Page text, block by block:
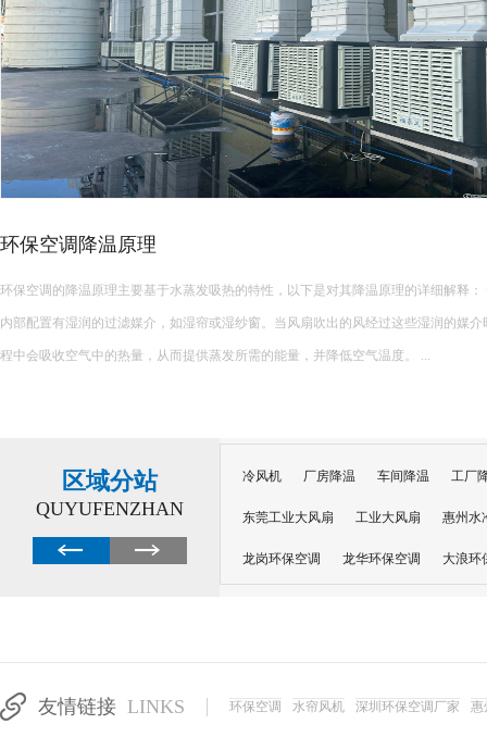
车间高温影响生产？工业节…
在精密制造、电子加工、五金生产等行业，车间温度不仅影响员工作业舒
良品率。夏季车间高温环境下，精密设备易受热变形、参数偏移，导致产
员工注意力不集中、疲劳乏力，大幅降低生产效率，给企业造成直接经济损
区域分站
QUYUFENZHAN
冷风机 厂房降温 车间降温 工厂
东莞工业大风扇 工业大风扇 惠州水
龙岗环保空调 龙华环保空调 大浪环
友情链接 LINKS 环保空调 水帘风机 深圳环保空调厂家 惠